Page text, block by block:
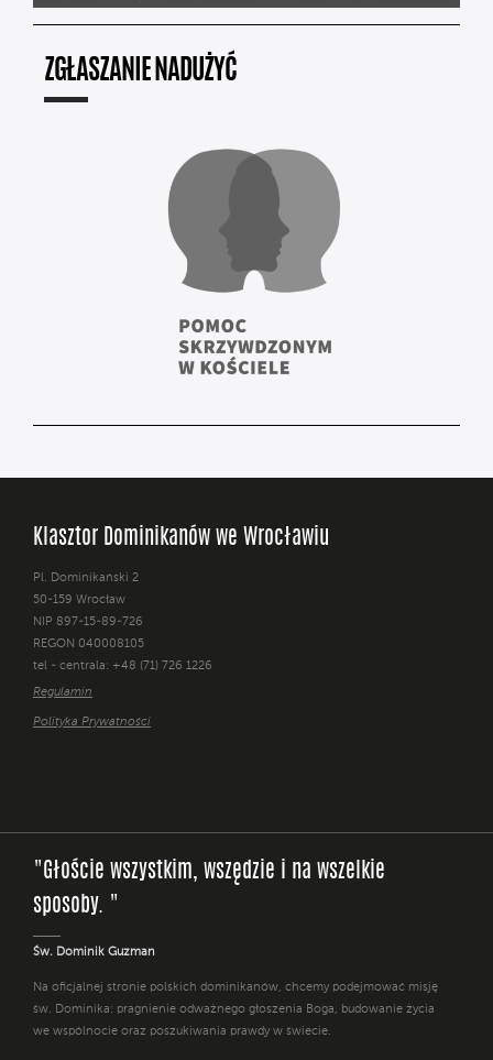
ZGŁASZANIE NADUŻYĆ
Klasztor Dominikanów we Wrocławiu
Pl. Dominikański 2
50-159 Wrocław
NIP 897-15-89-726
REGON 040008105
tel - centrala: +48 (71) 726 1226
Regulamin
Polityka Prywatności
"Głoście wszystkim, wszędzie i na wszelkie
sposoby. "
Św. Dominik Guzman
Na oficjalnej stronie polskich dominikanów, chcemy podejmować misję
św. Dominika: pragnienie odważnego głoszenia Boga, budowanie życia
we wspólnocie oraz poszukiwania prawdy w świecie.